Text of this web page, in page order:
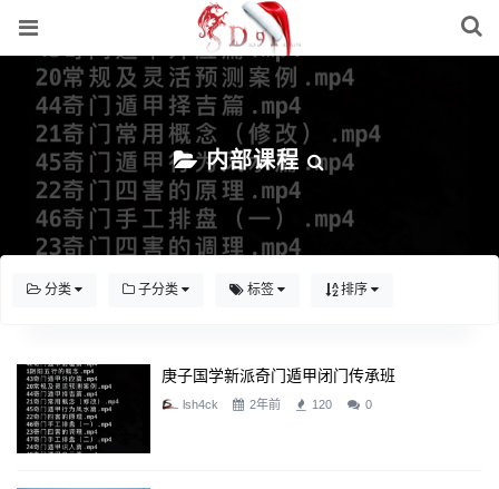
内部课程
分类 子分类 标签 排序
庚子国学新派奇门遁甲闭门传承班
lsh4ck 2年前 120 0